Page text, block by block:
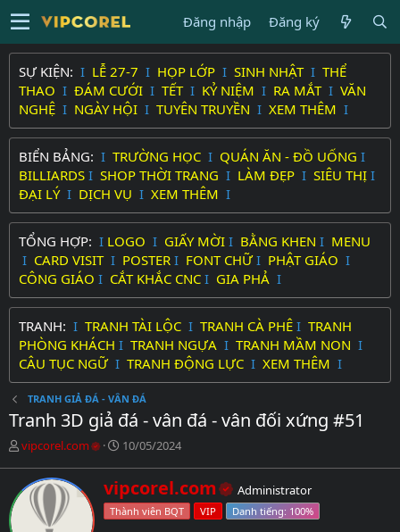
Đăng nhập Đăng ký
SỰ KIỆN: I LỄ 27-7 I HỌP LỚP I SINH NHẬT I THỂ
THAO I ĐÁM CƯỚI I TẾT I KỶ NIỆM I RA MẮT I VĂN
NGHỆ I NGÀY HỘI I TUYÊN TRUYỀN I XEM THÊM I
BIỂN BẢNG: I TRƯỜNG HỌC I QUÁN ĂN - ĐỒ UỐNG I
BILLIARDS I SHOP THỜI TRANG I LÀM ĐẸP I SIÊU THỊ I
ĐẠI LÝ I DỊCH VỤ I XEM THÊM I
TỔNG HỢP: I LOGO I GIẤY MỜI I BẰNG KHEN I MENU
I CARD VISIT I POSTER I FONT CHỮI PHẬT GIÁO I
CÔNG GIÁO I CẮT KHẮC CNC I GIA PHẢ I
TRANH: I TRANH TÀI LỘC I TRANH CÀ PHÊ I TRANH
PHÒNG KHÁCH I TRANH NGỰA I TRANH MẦM NON I
CÂU TỤC NGỮ I TRANH ĐỘNG LỰC I XEM THÊM I
TRANH GIẢ ĐÁ - VÂN ĐÁ
Tranh 3D giả đá - vân đá - vân đối xứng #51
C
đ
vipcorel.com
N
y
g
10/05/2024
W
r
i
vipcorel.com Administrator
Thành viên BQT VIP